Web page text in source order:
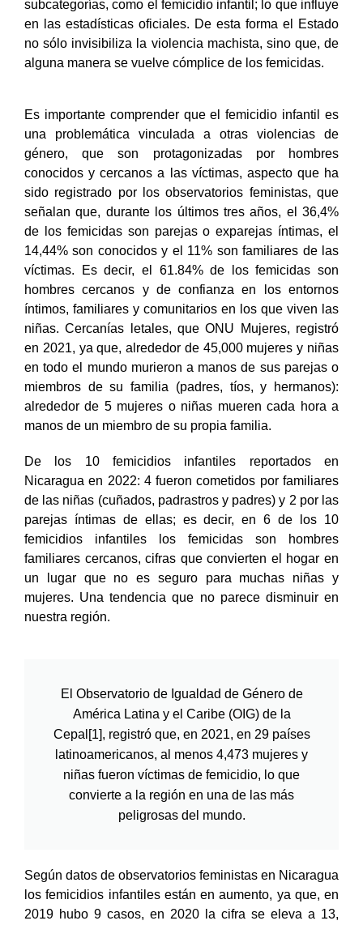
subcategorías, como el femicidio infantil; lo que influye
en las estadísticas oficiales. De esta forma el Estado
no sólo invisibiliza la violencia machista, sino que, de
alguna manera se vuelve cómplice de los femicidas.
Es importante comprender que el femicidio infantil es
una problemática vinculada a otras violencias de
género, que son protagonizadas por hombres
conocidos y cercanos a las víctimas, aspecto que ha
sido registrado por los observatorios feministas, que
señalan que, durante los últimos tres años, el 36,4%
de los femicidas son parejas o exparejas íntimas, el
14,44% son conocidos y el 11% son familiares de las
víctimas. Es decir, el 61.84% de los femicidas son
hombres cercanos y de confianza en los entornos
íntimos, familiares y comunitarios en los que viven las
niñas. Cercanías letales, que ONU Mujeres, registró
en 2021, ya que, alrededor de 45,000 mujeres y niñas
en todo el mundo murieron a manos de sus parejas o
miembros de su familia (padres, tíos, y hermanos):
alrededor de 5 mujeres o niñas mueren cada hora a
manos de un miembro de su propia familia.
De los 10 femicidios infantiles reportados en
Nicaragua en 2022: 4 fueron cometidos por familiares
de las niñas (cuñados, padrastros y padres) y 2 por las
parejas íntimas de ellas; es decir, en 6 de los 10
femicidios infantiles los femicidas son hombres
familiares cercanos, cifras que convierten el hogar en
un lugar que no es seguro para muchas niñas y
mujeres. Una tendencia que no parece disminuir en
nuestra región.
El Observatorio de Igualdad de Género de
América Latina y el Caribe (OIG) de la
Cepal[1], registró que, en 2021, en 29 países
latinoamericanos, al menos 4,473 mujeres y
niñas fueron víctimas de femicidio, lo que
convierte a la región en una de las más
peligrosas del mundo.
Según datos de observatorios feministas en Nicaragua
los femicidios infantiles están en aumento, ya que, en
2019 hubo 9 casos, en 2020 la cifra se eleva a 13,